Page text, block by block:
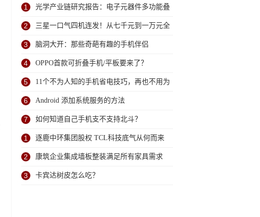
1 光学产业链研究报告：电子元器件多功能叠
加多场景 光学赛道优且长
2 三星一口气四机连发！从七千元到一万元全
都有，买不买？
3 脑洞大开：那些奇葩有趣的手机伴侣
4 OPPO首款可折叠手机/平板要来了？
5 11个不为人知的手机省电技巧，再也不用为
没电背锅了
6 Android 添加系统服务的方法
7 如何知道自己手机支不支持北斗？
1 逐鹿中环集团股权 TCL科技底气从何而来
2 康筑企业集成墙板整装满足所有家具需求
3 卡宾达树皮怎么吃？